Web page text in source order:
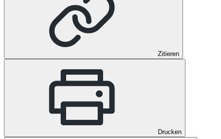
Zitieren
Drucken